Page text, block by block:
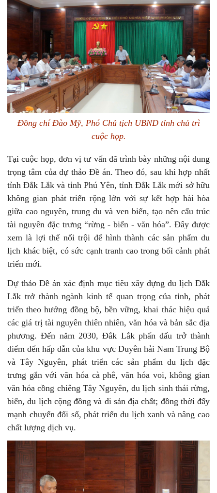
Đồng chí Đào Mỹ, Phó Chủ tịch UBND tỉnh chủ trì
cuộc họp.
Tại cuộc họp, đơn vị tư vấn đã trình bày những nội dung
trọng tâm của dự thảo Đề án. Theo đó, sau khi hợp nhất
tỉnh Đắk Lắk và tỉnh Phú Yên, tỉnh Đắk Lắk mới sở hữu
không gian phát triển rộng lớn với sự kết hợp hài hòa
giữa cao nguyên, trung du và ven biển, tạo nên cấu trúc
tài nguyên đặc trưng “rừng - biển - văn hóa”. Đây được
xem là lợi thế nổi trội để hình thành các sản phẩm du
lịch khác biệt, có sức cạnh tranh cao trong bối cảnh phát
triển mới.
Dự thảo Đề án xác định mục tiêu xây dựng du lịch Đắk
Lắk trở thành ngành kinh tế quan trọng của tỉnh, phát
triển theo hướng đồng bộ, bền vững, khai thác hiệu quả
các giá trị tài nguyên thiên nhiên, văn hóa và bản sắc địa
phương. Đến năm 2030, Đắk Lắk phấn đấu trở thành
điểm đến hấp dẫn của khu vực Duyên hải Nam Trung Bộ
và Tây Nguyên, phát triển các sản phẩm du lịch đặc
trưng gắn với văn hóa cà phê, văn hóa voi, không gian
văn hóa cồng chiêng Tây Nguyên, du lịch sinh thái rừng,
biển, du lịch cộng đồng và di sản địa chất; đồng thời đẩy
mạnh chuyển đổi số, phát triển du lịch xanh và nâng cao
chất lượng dịch vụ.